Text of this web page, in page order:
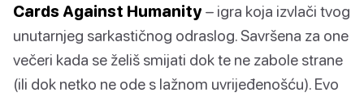
Cards Against Humanity – igra koja izvlači tvog
unutarnjeg sarkastičnog odraslog. Savršena za one
večeri kada se želiš smijati dok te ne zabole strane
(ili dok netko ne ode s lažnom uvrijeđenošću). Evo